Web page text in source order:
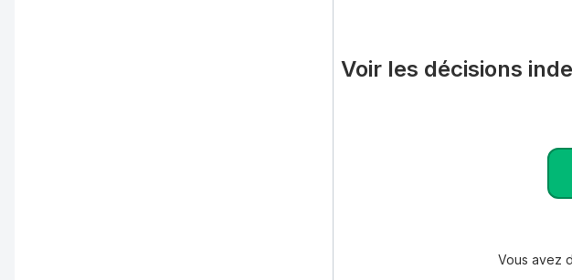
Voir les décisions
Vous avez